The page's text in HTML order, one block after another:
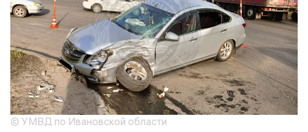
© УМВД по Ивановской области